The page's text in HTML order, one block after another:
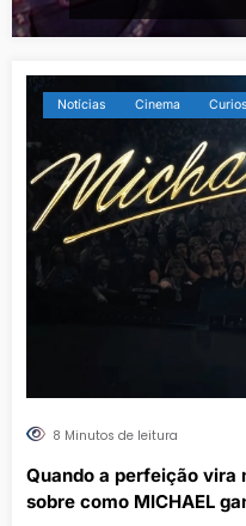
Notícias Cinema
8 Minutos de leitura
Quando a perfeição vira
sobre como MICHAEL